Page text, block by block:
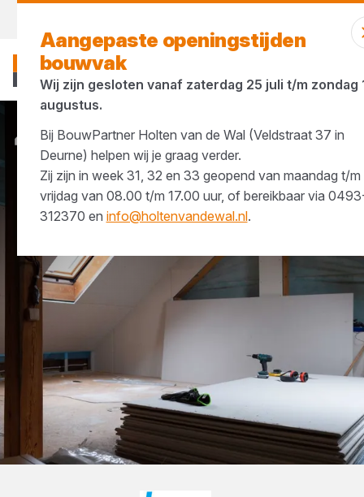
Merken Knauf
Aangepaste openingstijden
bouwvak
Wij zijn gesloten vanaf zaterdag 25 juli t/m zondag
augustus.
Bij BouwPartner Holten van de Wal (Veldstraat 37 in
Deurne) helpen wij je graag verder.
Zij zijn in week 31, 32 en 33 geopend van maandag t/m
vrijdag van 08.00 t/m 17.00 uur, of bereikbaar via
312370 en info@holtenvandewal.nl.